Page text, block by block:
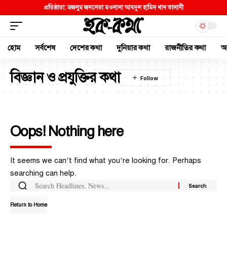
হোম সর্বশেষ দেশের কথা দুনিয়ার কথা রাজনীতির কথা
বিজ্ঞান ও প্রযুক্তির কথা
Oops! Nothing here
It seems we can’t find what you’re looking for. Perhaps
searching can help.
Return to Home